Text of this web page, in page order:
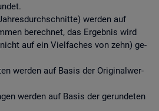
wer­den auf
be­rech­net, das Er­geb­nis wird
auf ein Viel­fa­ches von zehn) ge­
wer­den auf Basis der Ori­gi­nal­wer­
wer­den auf Basis der ge­run­de­ten